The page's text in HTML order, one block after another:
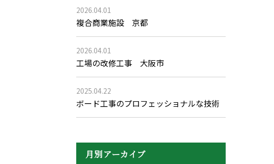
2026.04.01
複合商業施設 京都
2026.04.01
工場の改修工事 大阪市
2025.04.22
ボード工事のプロフェッショナルな技術
月別アーカイブ